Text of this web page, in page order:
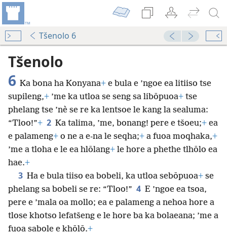
Tšenolo 6
Tšenolo
6 Ka bona ha Konyana+ e bula e ’ngoe ea litiiso tse
supileng,+ ’me ka utloa se seng sa libōpuoa+ tse
phelang tse ’nè se re ka lentsoe le kang la sealuma:
“Tloo!”+ 2 Ka talima, ’me, bonang! pere e tšoeu;+ ea
e palameng+ o ne a e-na le seqha;+ a fuoa moqhaka,+
’me a tloha e le ea hlōlang+ le hore a phethe tlhōlo ea
hae.+
3 Ha e bula tiiso ea bobeli, ka utloa sebōpuoa+ se
phelang sa bobeli se re: “Tloo!” 4 E ’ngoe ea tsoa,
pere e ’mala oa mollo; ea e palameng a nehoa hore a
tlose khotso lefatšeng e le hore ba ka bolaeana; ’me a
fuoa sabole e khōlō.+